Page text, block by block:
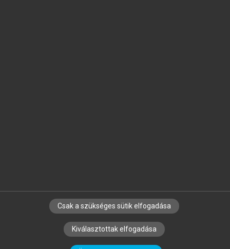
SZERZŐKNEK CÉGEKNEK KÖNYVTÁROSOKNAK
SZERKESZTÉSI ÉS LEKTORÁLÁSI ALAPELVEK
Csak a szükséges sütik elfogadása
Kiválasztottak elfogadása